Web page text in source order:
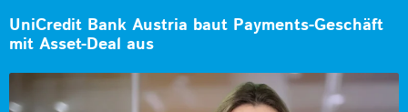
UniCredit Bank Austria baut Payments-Geschäft
mit Asset-Deal aus